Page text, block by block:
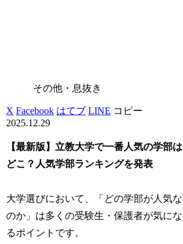
その他・息抜き
X Facebook はてブ LINE コピー
2025.12.29
【最新版】立教大学で一番人気の学部は
どこ？人気学部ランキングを発表
大学選びにおいて、「どの学部が人気な
のか」は多くの受験生・保護者が気にな
るポイントです。